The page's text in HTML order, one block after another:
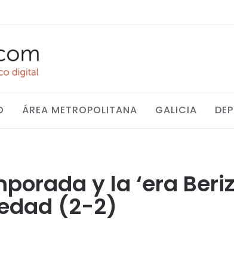
ÁREA METROPOLITANA GALICIA
y la ‘era
(2-2)